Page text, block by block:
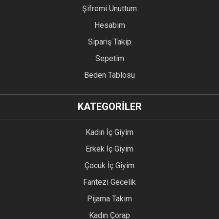
Şifremi Unuttum
Hesabım
Sipariş Takip
Sepetim
Beden Tablosu
KATEGORİLER
Kadın İç Giyim
Erkek İç Giyim
Çocuk İç Giyim
Fantezi Gecelik
Pijama Takım
Kadın Çorap